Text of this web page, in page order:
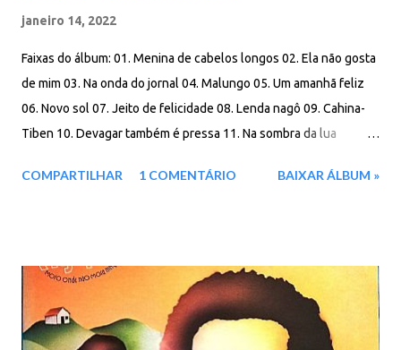
janeiro 14, 2022
Faixas do álbum: 01. Menina de cabelos longos 02. Ela não gosta
de mim 03. Na onda do jornal 04. Malungo 05. Um amanhã feliz
06. Novo sol 07. Jeito de felicidade 08. Lenda nagô 09. Cahina-
Tiben 10. Devagar também é pressa 11. Na sombra da lua
MEGA - IceDrive - Degoo
COMPARTILHAR 1 COMENTÁRIO BAIXAR ÁLBUM »